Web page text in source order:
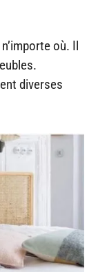
où. Il
diverses